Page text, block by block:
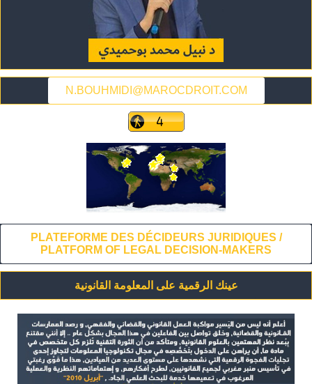
N.BOUHMIDI@MAROCDROIT.COM
PLATEFORME DES DÉCIDEURS JURIDIQUES /
PLATFORM OF LEGAL DECISION-MAKERS
عينك الرقمية على المعلومة القانونية